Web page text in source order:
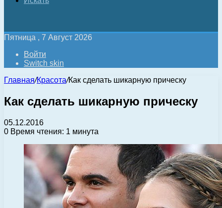
Пятница , 7 Август 2026
Войти
Switch skin
Главная/Красота/Как сделать шикарную прическу
Как сделать шикарную прическу
05.12.2016
0 Время чтения: 1 минута